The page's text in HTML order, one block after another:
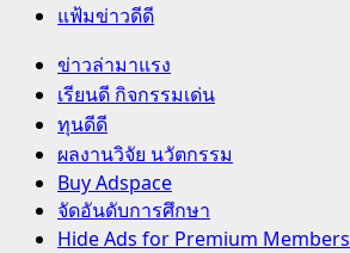
แฟ้มข่าวดีดี
Primary
Menu
ข่าวล่ามาแรง
เรียนดี กิจกรรมเด่น
ทุนดีดี
ผลงานวิจัย นวัตกรรม
Buy Adspace
จัดอันดับการศึกษา
Hide Ads for Premium Members